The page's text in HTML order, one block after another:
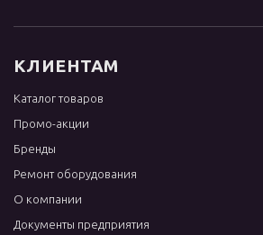
КЛИЕНТАМ
Каталог товаров
Промо-акции
Бренды
Ремонт оборудования
О компании
Документы предприятия